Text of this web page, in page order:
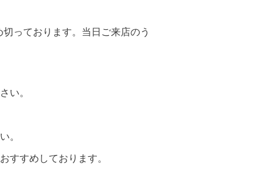
っております。当日ご来店のう
い。
。
すすめしております。